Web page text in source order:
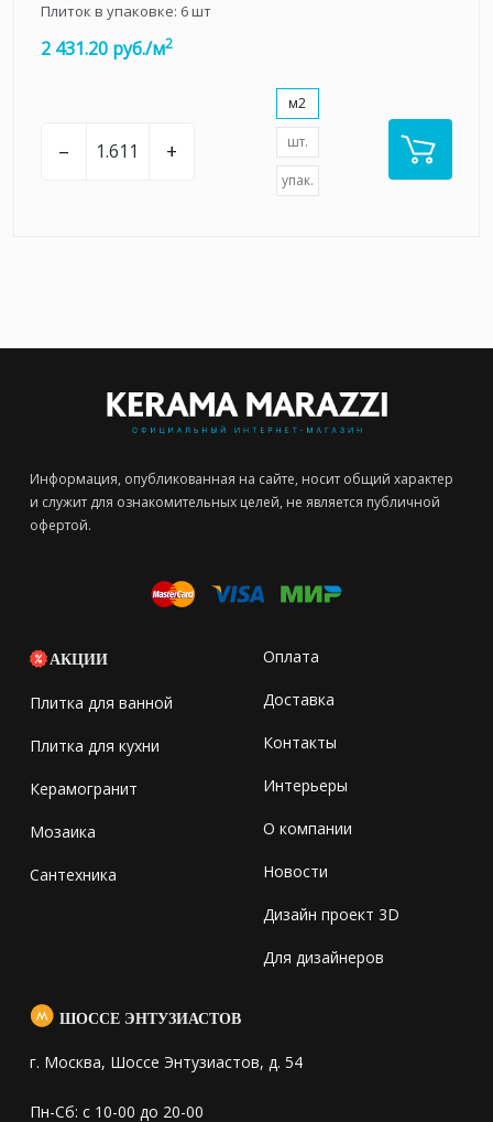
Плиток в упаковке: 6шт
2 431.20 руб./м2
– +
м2
шт.
упак.
Информация, опубликованная на сайте, носит общий характер
и служит для ознакомительных целей, не является публичной
офертой.
АКЦИИ
Плитка для ванной
Плитка для кухни
Керамогранит
Мозаика
Сантехника
Оплата
Доставка
Контакты
Интерьеры
О компании
Новости
Дизайн проект 3D
Для дизайнеров
ШОССЕ ЭНТУЗИАСТОВ
г. Москва, Шоссе Энтузиастов, д. 54
Пн-Сб: с 10-00 до 20-00